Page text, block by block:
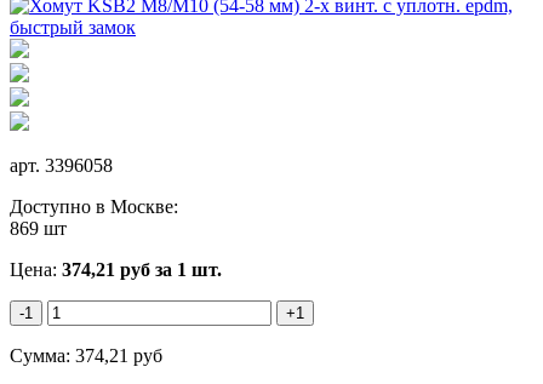
арт. 3396058
Доступно в Москве:
869 шт
Цена: 374,21 руб за 1 шт.
-1 +1
Сумма: 374,21 руб